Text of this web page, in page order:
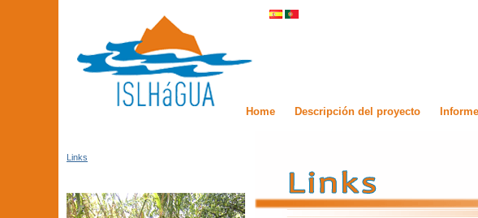
Home Descripción del proyecto
Links